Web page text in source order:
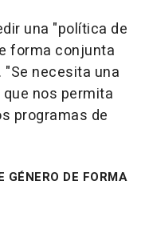
una "política de
forma conjunta
necesita una
nos permita
programas de
GÉNERO DE FORMA